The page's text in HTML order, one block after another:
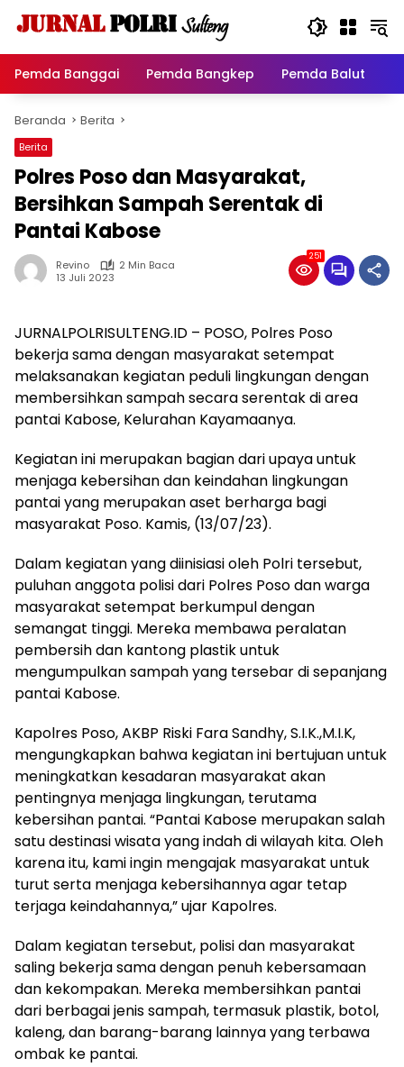
Pemda Banggai
Pemda Bangkep Pemda Balut
Beranda Berita
Berita
Polres Poso dan Masyarakat,
Bersihkan Sampah Serentak di
Pantai Kabose
Revino
2 Min Baca
13 Juli 2023
251
JURNALPOLRISULTENG.ID – POSO, Polres Poso
bekerja sama dengan masyarakat setempat
melaksanakan kegiatan peduli lingkungan dengan
membersihkan sampah secara serentak di area
pantai Kabose, Kelurahan Kayamaanya.
Kegiatan ini merupakan bagian dari upaya untuk
menjaga kebersihan dan keindahan lingkungan
pantai yang merupakan aset berharga bagi
masyarakat Poso. Kamis, (13/07/23).
Dalam kegiatan yang diinisiasi oleh Polri tersebut,
puluhan anggota polisi dari Polres Poso dan warga
masyarakat setempat berkumpul dengan
semangat tinggi. Mereka membawa peralatan
pembersih dan kantong plastik untuk
mengumpulkan sampah yang tersebar di sepanjang
pantai Kabose.
Kapolres Poso, AKBP Riski Fara Sandhy, S.I.K.,M.I.K,
mengungkapkan bahwa kegiatan ini bertujuan untuk
meningkatkan kesadaran masyarakat akan
pentingnya menjaga lingkungan, terutama
kebersihan pantai. “Pantai Kabose merupakan salah
satu destinasi wisata yang indah di wilayah kita. Oleh
karena itu, kami ingin mengajak masyarakat untuk
turut serta menjaga kebersihannya agar tetap
terjaga keindahannya,” ujar Kapolres.
Dalam kegiatan tersebut, polisi dan masyarakat
saling bekerja sama dengan penuh kebersamaan
dan kekompakan. Mereka membersihkan pantai
dari berbagai jenis sampah, termasuk plastik, botol,
kaleng, dan barang-barang lainnya yang terbawa
ombak ke pantai.